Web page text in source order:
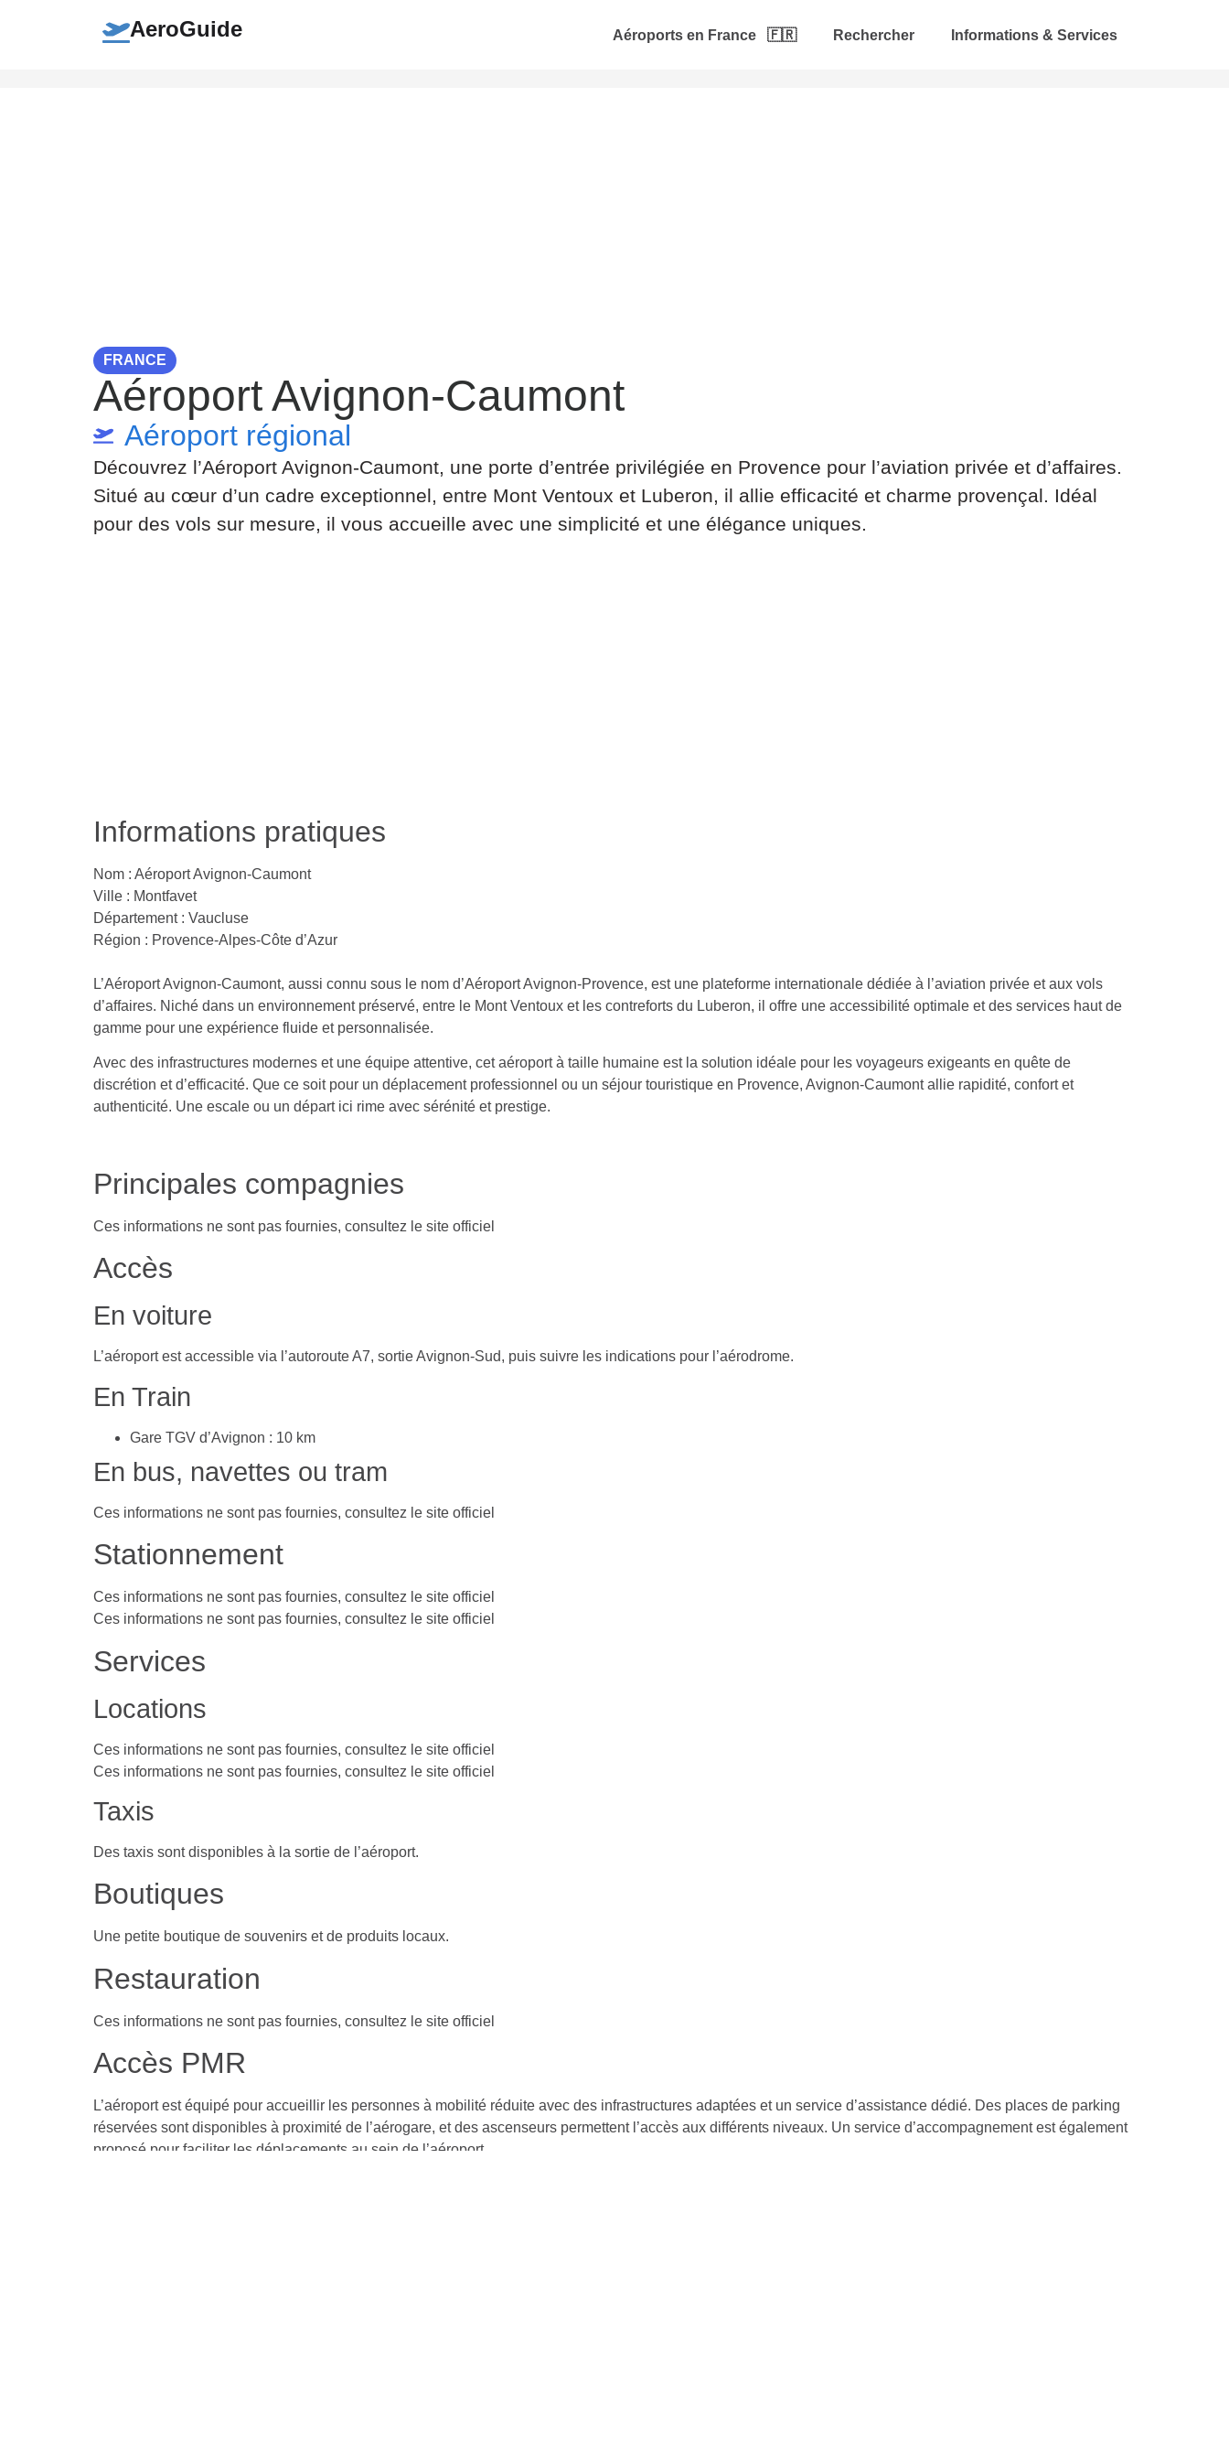
AeroGuide Aéroports en France 🇫🇷 Rechercher Informations & Services
FRANCE
Aéroport Avignon-Caumont
Aéroport régional
Découvrez l’Aéroport Avignon-Caumont, une porte d’entrée privilégiée en Provence pour l’aviation privée et d’affaires.
Situé au cœur d’un cadre exceptionnel, entre Mont Ventoux et Luberon, il allie efficacité et charme provençal. Idéal
pour des vols sur mesure, il vous accueille avec une simplicité et une élégance uniques.
Informations pratiques
Nom : Aéroport Avignon-Caumont
Ville : Montfavet
Département : Vaucluse
Région : Provence-Alpes-Côte d’Azur
L’Aéroport Avignon-Caumont, aussi connu sous le nom d’Aéroport Avignon-Provence, est une plateforme internationale dédiée à l’aviation privée et aux vols
d’affaires. Niché dans un environnement préservé, entre le Mont Ventoux et les contreforts du Luberon, il offre une accessibilité optimale et des services haut de
gamme pour une expérience fluide et personnalisée.
Avec des infrastructures modernes et une équipe attentive, cet aéroport à taille humaine est la solution idéale pour les voyageurs exigeants en quête de
discrétion et d’efficacité. Que ce soit pour un déplacement professionnel ou un séjour touristique en Provence, Avignon-Caumont allie rapidité, confort et
authenticité. Une escale ou un départ ici rime avec sérénité et prestige.
Principales compagnies
Ces informations ne sont pas fournies, consultez le site officiel
Accès
En voiture
L’aéroport est accessible via l’autoroute A7, sortie Avignon-Sud, puis suivre les indications pour l’aérodrome.
En Train
Gare TGV d’Avignon : 10 km
En bus, navettes ou tram
Ces informations ne sont pas fournies, consultez le site officiel
Stationnement
Ces informations ne sont pas fournies, consultez le site officiel
Ces informations ne sont pas fournies, consultez le site officiel
Services
Locations
Ces informations ne sont pas fournies, consultez le site officiel
Ces informations ne sont pas fournies, consultez le site officiel
Taxis
Des taxis sont disponibles à la sortie de l’aéroport.
Boutiques
Une petite boutique de souvenirs et de produits locaux.
Restauration
Ces informations ne sont pas fournies, consultez le site officiel
Accès PMR
L’aéroport est équipé pour accueillir les personnes à mobilité réduite avec des infrastructures adaptées et un service d’assistance dédié. Des places de parking
réservées sont disponibles à proximité de l’aérogare, et des ascenseurs permettent l’accès aux différents niveaux. Un service d’accompagnement est également
proposé pour faciliter les déplacements au sein de l’aéroport.